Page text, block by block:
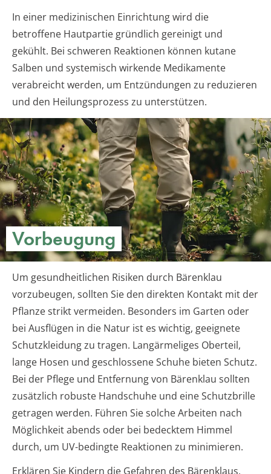
In einer medizinischen Einrichtung wird die
betroffene Hautpartie gründlich gereinigt und
gekühlt. Bei schweren Reaktionen können kutane
Salben und systemisch wirkende Medikamente
verabreicht werden, um Entzündungen zu reduzieren
und den Heilungsprozess zu unterstützen.
Vorbeugung
Um gesundheitlichen Risiken durch Bärenklau
vorzubeugen, sollten Sie den direkten Kontakt mit der
Pflanze strikt vermeiden. Besonders im Garten oder
bei Ausflügen in die Natur ist es wichtig, geeignete
Schutzkleidung zu tragen. Langärmeliges Oberteil,
lange Hosen und geschlossene Schuhe bieten Schutz.
Bei der Pflege und Entfernung von Bärenklau sollten
zusätzlich robuste Handschuhe und eine Schutzbrille
getragen werden. Führen Sie solche Arbeiten nach
Möglichkeit abends oder bei bedecktem Himmel
durch, um UV-bedingte Reaktionen zu minimieren.
Erklären Sie Kindern die Gefahren des Bärenklaus,